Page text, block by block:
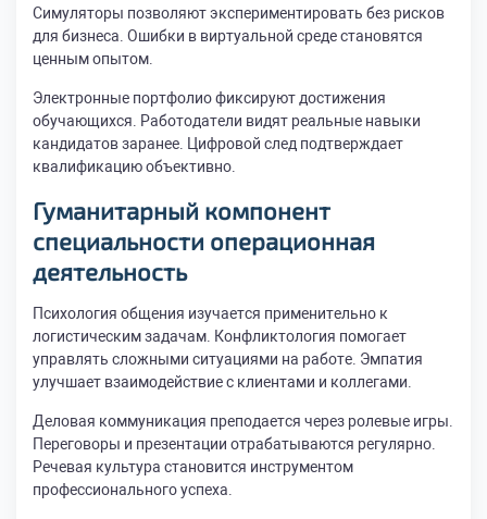
Симуляторы позволяют экспериментировать без рисков
для бизнеса. Ошибки в виртуальной среде становятся
ценным опытом.
Электронные портфолио фиксируют достижения
обучающихся. Работодатели видят реальные навыки
кандидатов заранее. Цифровой след подтверждает
квалификацию объективно.
Гуманитарный компонент
специальности операционная
деятельность
Психология общения изучается применительно к
логистическим задачам. Конфликтология помогает
управлять сложными ситуациями на работе. Эмпатия
улучшает взаимодействие с клиентами и коллегами.
Деловая коммуникация преподается через ролевые игры.
Переговоры и презентации отрабатываются регулярно.
Речевая культура становится инструментом
профессионального успеха.